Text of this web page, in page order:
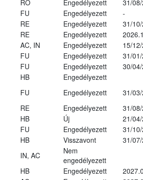
RO Engedélyezett
31/
FU Engedélyezett
-
RE Engedélyezett
31/
RE Engedélyezett
AC, IN Engedélyezett
15/
FU Engedélyezett
31/
FU Engedélyezett
30/
HB
Engedélyezett
FU Engedélyezett
31/
RE Engedélyezett
31/
HB Új
21/
FU Engedélyezett
31/
HB Visszavont
31/
IN, AC
Nem
engedélyezett
HB Engedélyezett